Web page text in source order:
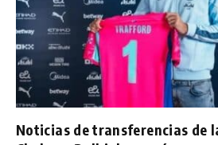
Noticias de transferencias de